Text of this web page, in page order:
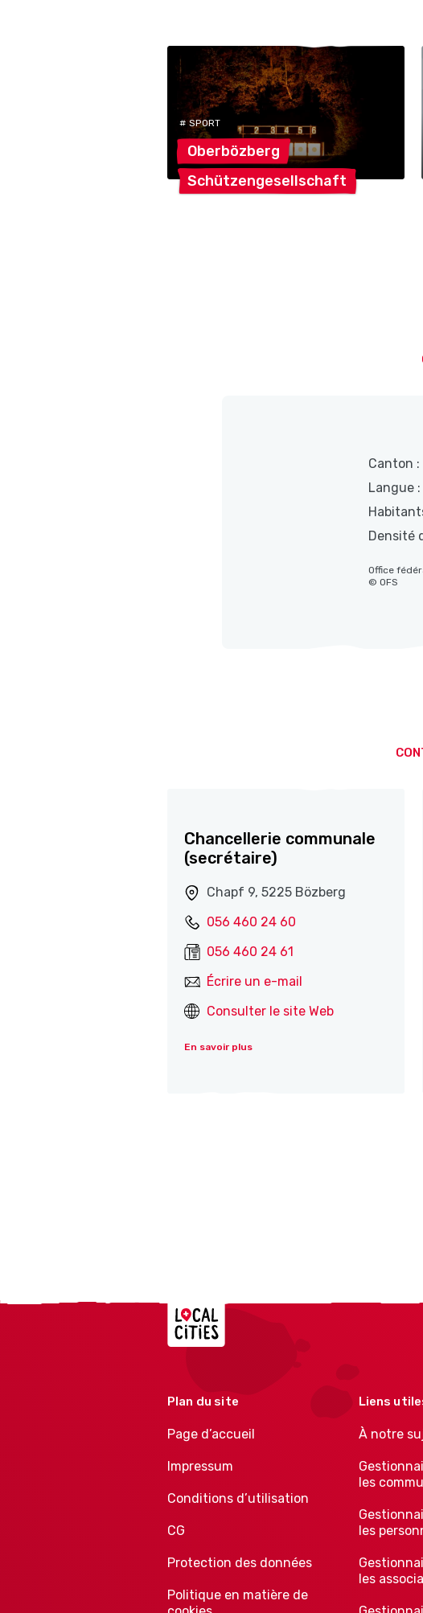
# SPORT
Oberbözberg
Schützengesellschaft
Canton :
Langue :
Densité
Office
© OFS
Chancellerie communale
(secrétaire)
Chapf 9, 5225 Bözberg
056 460 24 60
056 460 24 61
Écrire un e-mail
Consulter le site Web
En savoir plus
Localcities
Plan du site
Page d’accueil
Impressum
Conditions d’utilisation
CG
Protection des données
Politique en matière de
Liens
À notre
les
les
les